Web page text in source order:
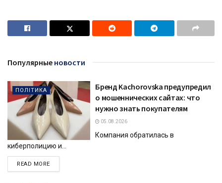
Популярные новости
ПОЛІТИКА
Бренд Kachorovska предупредил
о мошеннических сайтах: что
нужно знать покупателям
05.08.2026
Компания обратилась в
киберполицию и...
READ MOREDETAILS